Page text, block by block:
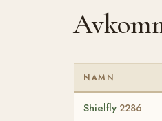
NAMN
Shielfly 2286